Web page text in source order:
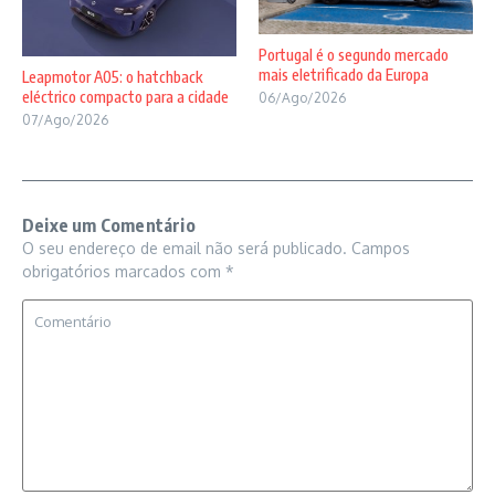
Leapmotor A05: o hatchback
eléctrico compacto para a cidade
07/Ago/2026
Portugal é o segundo mercado
mais eletrificado da Europa
06/Ago/2026
Deixe um Comentário
O seu endereço de email não será publicado. Campos
obrigatórios marcados com *